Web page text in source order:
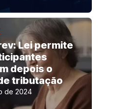
Lei permite
depois o
tributação
de 2024